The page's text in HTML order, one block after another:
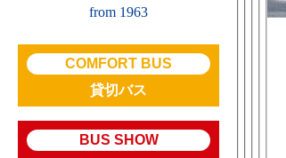
from 1963
COMFORT BUS
貸切バス
BUS SHOW